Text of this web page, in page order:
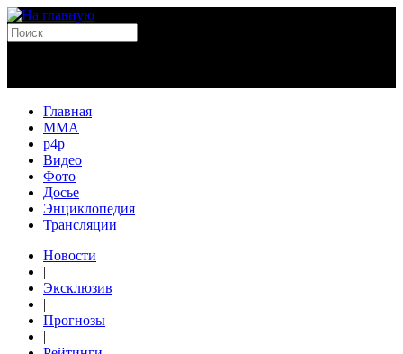
Главная
MMA
p4p
Видео
Фото
Досье
Энциклопедия
Трансляции
Новости
|
Эксклюзив
|
Прогнозы
|